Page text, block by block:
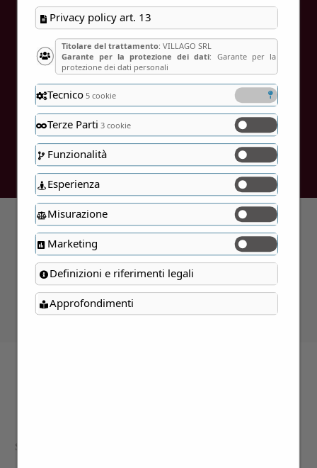
Errore:
trovato.
Siamo a disposizione per approfondire i
Privacy policy art. 13
Titolare del trattamento: VILLAGO SRL
Garante per la protezione dei dati: Garante per la
protezione dei dati personali
Tecnico5 cookie
Terze Parti 3 cookie
Funzionalità
Esperienza
Misurazione
Marketing
Definizioni e riferimenti legali
Approfondimenti